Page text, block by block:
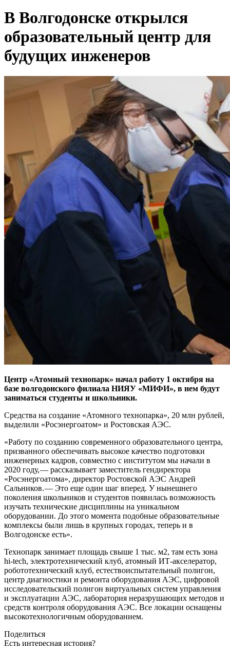
В Волгодонске открылся
образовательный центр для
будущих инженеров
Центр «Атомный технопарк» начал работу 1 октября на
базе волгодонского филиала НИЯУ «МИФИ», в нем будут
заниматься студенты и школьники.
Средства на создание «Атомного технопарка», 20 млн рублей,
выделили «Росэнергоатом» и Ростовская АЭС.
«Работу по созданию современного образовательного центра,
призванного обеспечивать высокое качество подготовки
инженерных кадров, совместно с институтом мы начали в
2020 году, — ​рассказывает заместитель гендиректора
«Росэнергоатома», директор Ростовской АЭС Андрей
Сальников. — ​Это еще один шаг вперед. У нынешнего
поколения школьников и студентов появилась возможность
изучать технические дисциплины на уникальном
оборудовании. До этого момента подобные образовательные
комплексы были лишь в крупных городах, теперь и в
Волгодонске есть».
Технопарк занимает площадь свыше 1 тыс. м2, там есть зона
hi-tech, электротехнический клуб, атомный ИТ-акселератор,
робототехнический клуб, естествоиспытательный полигон,
центр диагностики и ремонта оборудования АЭС, цифровой
исследовательский полигон виртуальных систем управления
и эксплуатации АЭС, лаборатория неразрушающих методов и
средств контроля оборудования АЭС. Все локации оснащены
высокотехнологичным оборудованием.
Поделиться
Есть интересная история?